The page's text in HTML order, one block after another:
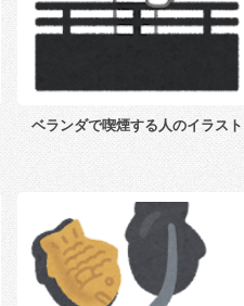
ベランダで喫煙する人のイラスト